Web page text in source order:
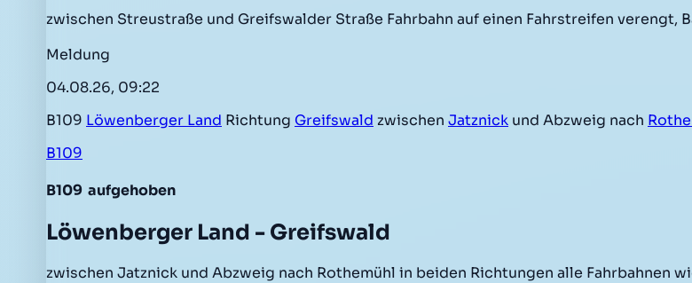
zwischen Streustraße und Greifswalder Straße Fahrbahn auf einen Fahrstreifen verengt,
Meldung
04.08.26, 09:22
B109 Löwenberger Land Richtung Greifswald zwischen Jatznick und Abzweig nach
B109
B109 aufgehoben
Löwenberger Land - Greifswald
zwischen Jatznick und Abzweig nach Rothemühl in beiden Richtungen alle Fahrbahnen